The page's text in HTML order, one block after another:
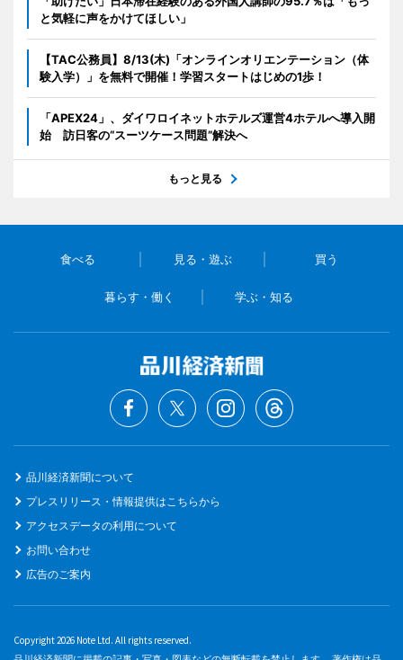
と気軽に声をかけてほしい」
【TAC公務員】8/13(木)「オンラインオリエンテーション（体
験入学）」を無料で開催！学習スタートはじめの1歩！
「APEX24」、ダイワロイネットホテルズ運営4ホテルへ導入開
始 訪日客の“スーツケース問題”解決へ
もっと見る
食べる 見る・遊ぶ 買う
暮らす・働く 学ぶ・知る
品川経済新聞について
プレスリリース・情報提供はこちらから
アクセスデータの利用について
お問い合わせ
広告のご案内
Copyright 2026 Note Ltd. All rights reserved.